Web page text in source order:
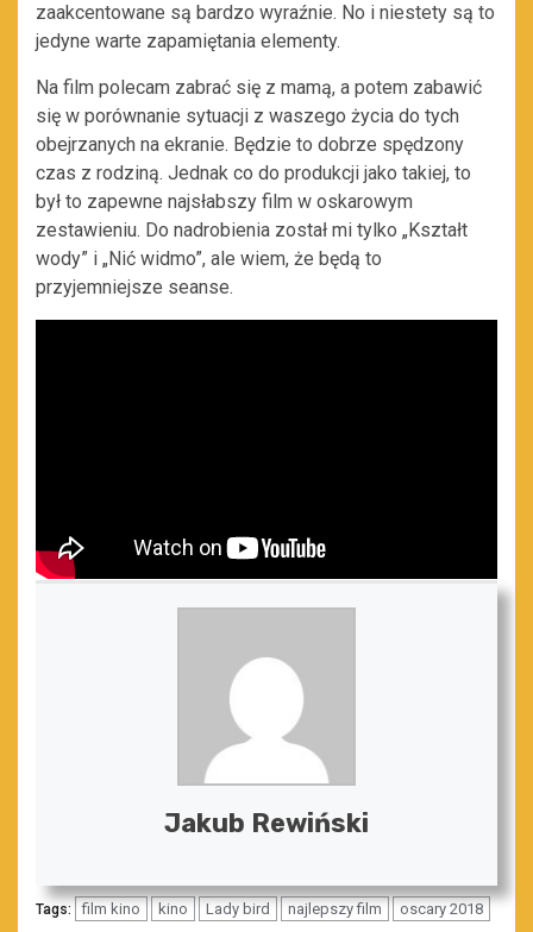
zaakcentowane są bardzo wyraźnie. No i niestety są to
jedyne warte zapamiętania elementy.
Na film polecam zabrać się z mamą, a potem zabawić
się w porównanie sytuacji z waszego życia do tych
obejrzanych na ekranie. Będzie to dobrze spędzony
czas z rodziną. Jednak co do produkcji jako takiej, to
był to zapewne najsłabszy film w oskarowym
zestawieniu. Do nadrobienia został mi tylko „Kształt
wody” i „Nić widmo”, ale wiem, że będą to
przyjemniejsze seanse.
Jakub Rewiński
Tags: film kino kino Lady bird najlepszy film oscary 2018